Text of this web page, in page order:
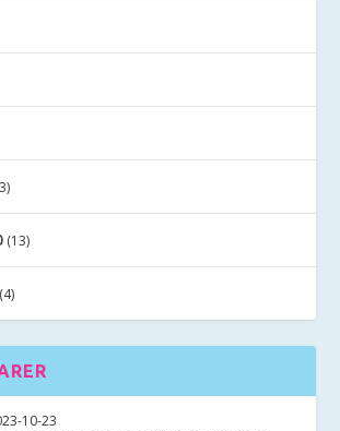
(13)
(4)
10-23